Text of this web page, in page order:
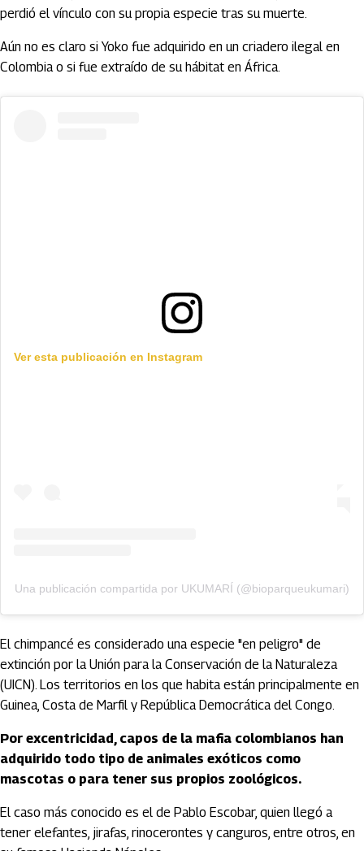
perdió el vínculo con su propia especie tras su muerte.
Aún no es claro si Yoko fue adquirido en un criadero ilegal en
Colombia o si fue extraído de su hábitat en África.
Ver esta publicación en Instagram
Una publicación compartida por UKUMARÍ (@bioparqueukumari)
El chimpancé es considerado una especie "en peligro" de
extinción por la Unión para la Conservación de la Naturaleza
(UICN). Los territorios en los que habita están principalmente en
Guinea, Costa de Marfil y República Democrática del Congo.
Por excentricidad, capos de la mafia colombianos han
adquirido todo tipo de animales exóticos como
mascotas o para tener sus propios zoológicos.
El caso más conocido es el de Pablo Escobar, quien llegó a
tener elefantes, jirafas, rinocerontes y canguros, entre otros, en